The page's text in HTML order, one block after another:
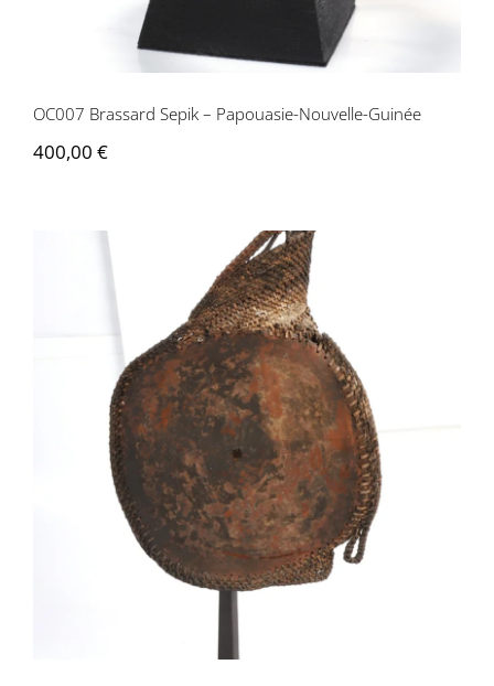
Contactez-nous
OC007 Brassard Sepik – Papouasie-Nouvelle-Guinée
400,00 €
OC037 Masque Sepik – Papouasie-
Nouvelle-Guinée